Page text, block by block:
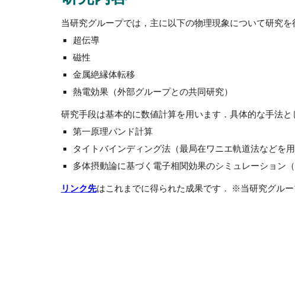
当研究グループでは，主に以下の物理現象について研究を
超伝導
磁性
金属絶縁体転移
熱電効果（外部グループとの共同研究）
研究手段は基本的に数値計算を用います．具体的な手法と
第一原理バンド計算
タイトバインディング法（最局在ワニエ軌道法などを用
多体摂動論に基づく電子相関効果のシミュレーション
リンク先はこれまでに得られた成果です． ※当研究グル